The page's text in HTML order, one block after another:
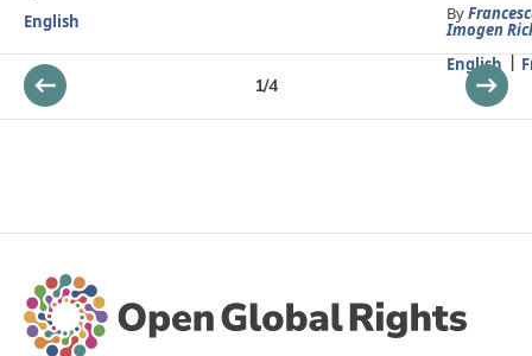
English
By
Imogen
English
1/4